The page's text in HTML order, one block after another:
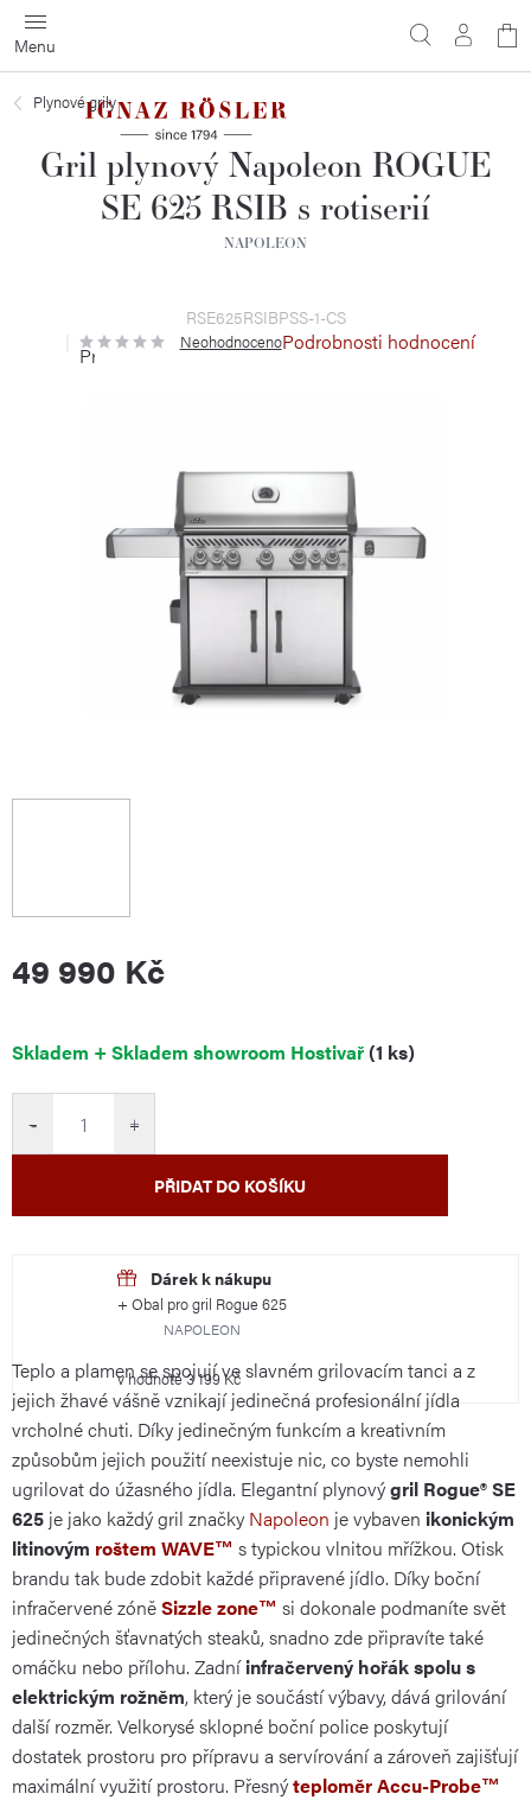
Přejít
na
obsah
Plynové grily
Gril plynový Napoleon ROGUE
SE 625 RSIB s rotiserií
NAPOLEON
RSE625RSIBPSS-1-CS
Průměrné
hodnocení
NeohodnocenoPodrobnosti hodnocení
49 990 Kč
Měrná
Skladem + Skladem showroom Hostivař(1 ks)
+
−
PŘIDAT DO KOŠÍKU
+ Obal pro gril Rogue 625
NAPOLEON
v hodnotě 3 199 Kč
Teplo a plamen se spojují ve slavném grilovacím tanci a z
jejich žhavé vášně vznikají jedinečná profesionální jídla
vrcholné chuti. Díky jedinečným funkcím a kreativním
způsobům jejich použití neexistuje nic, co byste nemohli
ugrilovat do úžasného jídla. Elegantní plynovýgril Rogue® SE
625 je jako každý gril značky Napoleon je vybaven ikonickým
litinovým roštem WAVE™ s typickou vlnitou mřížkou. Otisk
brandu tak bude zdobit každé připravené jídlo. Díky boční
infračervené zóněSizzle zone™ si dokonale podmaníte svět
jedinečných šťavnatých steaků, snadno zde připravíte také
omáčku nebo přílohu. Zadníinfračervený hořák spolu s
elektrickým rožněm, který je součástí výbavy, dává grilování
další rozměr. Velkorysé sklopné boční police poskytují
dostatek prostoru pro přípravu a servírování a zároveň zajišťují
maximální využití prostoru. Přesnýteploměr Accu-Probe™